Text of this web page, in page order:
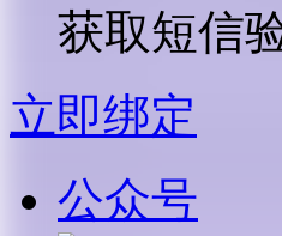
获取短信
立即绑定
公众号